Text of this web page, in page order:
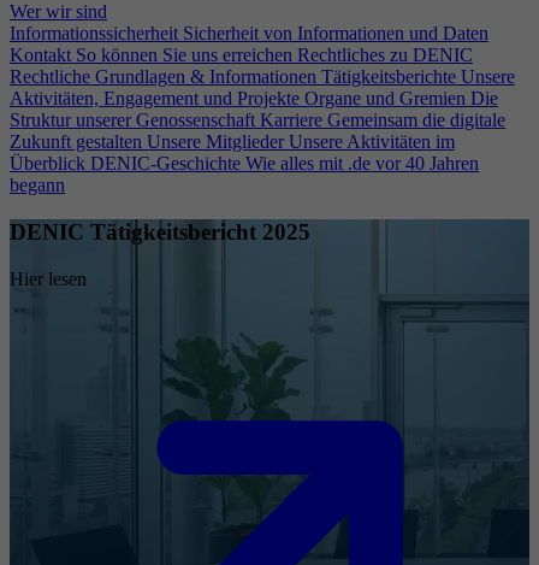
Wer wir sind
Informationssicherheit Sicherheit von Informationen und Daten
Kontakt So können Sie uns erreichen Rechtliches zu DENIC
Rechtliche Grundlagen & Informationen Tätigkeitsberichte Unsere
Aktivitäten, Engagement und Projekte Organe und Gremien Die
Struktur unserer Genossenschaft Karriere Gemeinsam die digitale
Zukunft gestalten Unsere Mitglieder Unsere Aktivitäten im
Überblick DENIC-Geschichte Wie alles mit .de vor 40 Jahren
begann
DENIC Tätigkeitsbericht 2025
Hier lesen